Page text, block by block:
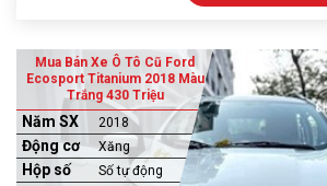
Mua Bán Xe Ô Tô Cũ Ford
Ecosport Titanium 2018 Màu
Trắng 430 Triệu
Năm SX 2018
Động cơ Xăng
Hộp số Số tự động